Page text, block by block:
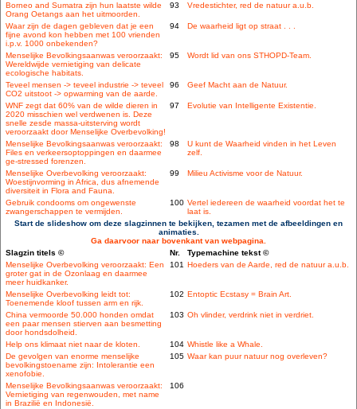
Borneo and Sumatra zijn hun laatste wilde
Orang Oetangs aan het uitmoorden.
93 Vredestichter, red de natuur a.u.b.
Waar zijn de dagen gebleven dat je een
fijne avond kon hebben met 100 vrienden
i.p.v. 1000 onbekenden?
94 De waarheid ligt op straat . . .
Menselijke Bevolkingsaanwas veroorzaakt:
Wereldwijde vernietiging van delicate
ecologische habitats.
95 Wordt lid van ons STHOPD-Team.
Teveel mensen -> teveel industrie -> teveel
CO2 uitstoot -> opwarming van de aarde.
96 Geef Macht aan de Natuur.
WNF zegt dat 60% van de wilde dieren in
2020 misschien wel verdwenen is. Deze
snelle zesde massa-uitsterving wordt
veroorzaakt door Menselijke Overbevolking!
97 Evolutie van Intelligente Existentie.
Menselijke Bevolkingsaanwas veroorzaakt:
Files en verkeersoptoppingen en daarmee
ge-stressed forenzen.
98
U kunt de Waarheid vinden in het Leven
zelf.
Menselijke Overbevolking veroorzaakt:
Woestijnvorming in Africa, dus afnemende
diversiteit in Flora and Fauna.
99 Milieu Activisme voor de Natuur.
Gebruik condooms om ongewenste
zwangerschappen te vermijden.
100 Vertel iedereen de waarheid voordat het te
laat is.
Start de slideshow om deze slagzinnen te bekijken, tezamen met de afbeeldingen en
animaties.
Ga daarvoor naar bovenkant van webpagina.
Slagzin titels ©
Nr.
Typemachine tekst ©
Menselijke Overbevolking veroorzaakt: Een
groter gat in de Ozonlaag en daarmee
meer huidkanker.
101 Hoeders van de Aarde, red de natuur a.u.b.
Menselijke Overbevolking leidt tot:
Toenemende kloof tussen arm en rijk.
102 Entoptic Ecstasy = Brain Art.
China vermoorde 50.000 honden omdat
een paar mensen stierven aan besmetting
door hondsdolheid.
103 Oh vlinder, verdrink niet in verdriet.
Help ons klimaat niet naar de kloten. 104 Whistle like a Whale.
De gevolgen van enorme menselijke
bevolkingstoename zijn: Intolerantie een
xenofobie.
105 Waar kan puur natuur nog overleven?
Menselijke Bevolkingsaanwas veroorzaakt:
Vernietiging van regenwouden, met name
in Brazilië en Indonesië.
106